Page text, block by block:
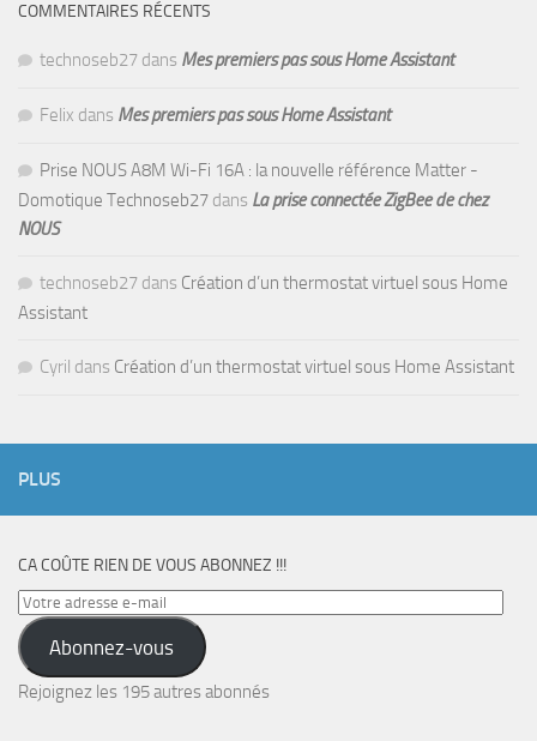
COMMENTAIRES RÉCENTS
technoseb27 dans Mes premiers pas sous Home Assistant
Felix dans Mes premiers pas sous Home Assistant
Prise NOUS A8M Wi-Fi 16A : la nouvelle référence Matter -
Domotique Technoseb27 dans La prise connectée ZigBee de chez
NOUS
technoseb27 dans Création d’un thermostat virtuel sous Home
Assistant
Cyril dans Création d’un thermostat virtuel sous Home Assistant
PLUS
CA COÛTE RIEN DE VOUS ABONNEZ !!!
Votre
adresse
e-
mail
Abonnez-vous
Rejoignez les 195 autres abonnés